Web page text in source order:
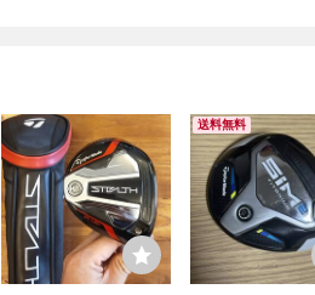
送料無料